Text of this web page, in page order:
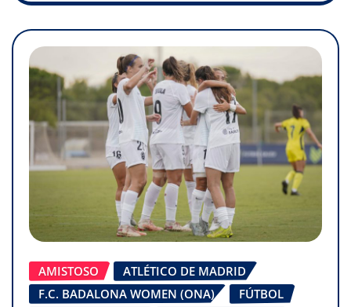
AMISTOSO
ATLÉTICO DE MADRID
F.C. BADALONA WOMEN (ONA)
FÚTBOL